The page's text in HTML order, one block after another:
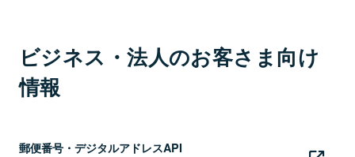
ビジネス・法人のお客さま向け
情報
郵便番号・デジタルアドレスAPI